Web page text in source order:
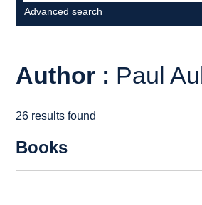
Advanced search
Author : Paul
26 results found
Books